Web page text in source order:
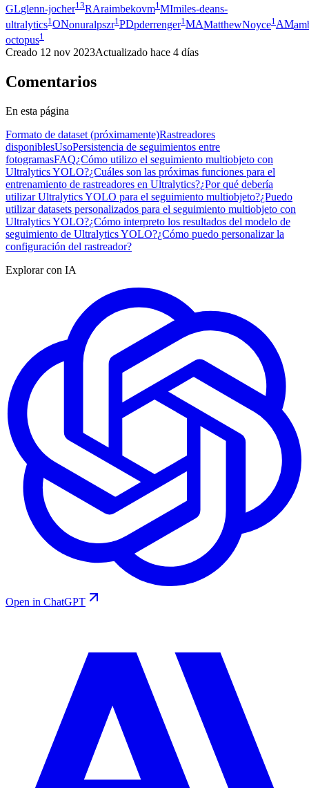
GLglenn-jocher13RAraimbekovm1MImiles-deans-
ultralytics1 ONonuralpszr1 PDpderrenger1 MAMatthewNoyce1 AM
octopus1
Creado 12 nov 2023Actualizado hace 4 días
Comentarios
En esta página
Formato de dataset (próximamente)Rastreadores
disponiblesUsoPersistencia de seguimientos entre
fotogramasFAQ¿Cómo utilizo el seguimiento multiobjeto con
Ultralytics YOLO?¿Cuáles son las próximas funciones para el
entrenamiento de rastreadores en Ultralytics?¿Por qué debería
utilizar Ultralytics YOLO para el seguimiento multiobjeto?¿Puedo
utilizar datasets personalizados para el seguimiento multiobjeto con
Ultralytics YOLO?¿Cómo interpreto los resultados del modelo de
seguimiento de Ultralytics YOLO?¿Cómo puedo personalizar la
configuración del rastreador?
Explorar con IA
Open in ChatGPT